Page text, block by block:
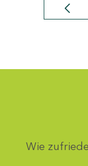
Wie